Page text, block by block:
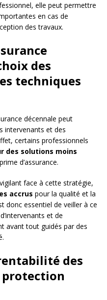
elle peut permettre
en cas de
des travaux.
des
techniques
décennale peut
intervenants et des
certains professionnels
des solutions moins
d’assurance.
face à cette stratégie,
accrus pour la qualité et la
donc essentiel de veiller à ce
et de
avant tout guidés par des
des
protection